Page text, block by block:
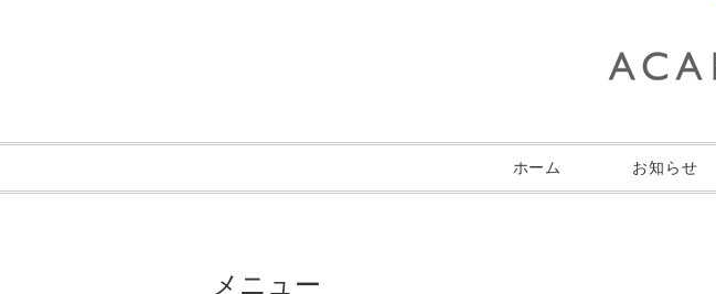
ホーム お知らせ
メニュー